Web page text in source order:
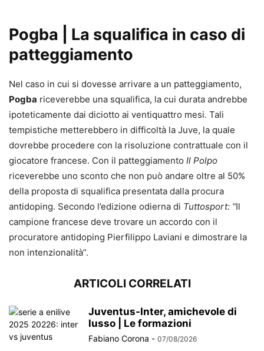
Pogba | La squalifica in caso di
patteggiamento
Nel caso in cui si dovesse arrivare a un patteggiamento,
Pogba riceverebbe una squalifica, la cui durata andrebbe
ipoteticamente dai diciotto ai ventiquattro mesi. Tali
tempistiche metterebbero in difficoltà la Juve, la quale
dovrebbe procedere con la risoluzione contrattuale con il
giocatore francese. Con il patteggiamento Il Polpo
riceverebbe uno sconto che non può andare oltre al 50%
della proposta di squalifica presentata dalla procura
antidoping. Secondo l’edizione odierna di Tuttosport: “Il
campione francese deve trovare un accordo con il
procuratore antidoping Pierfilippo Laviani e dimostrare la
non intenzionalità”.
ARTICOLI CORRELATI
Juventus-Inter, amichevole di
lusso | Le formazioni
Fabiano Corona - 07/08/2026